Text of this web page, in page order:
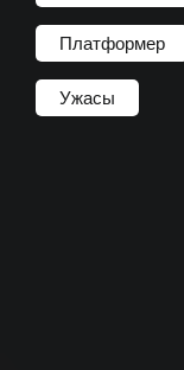
Платформер
Ужасы